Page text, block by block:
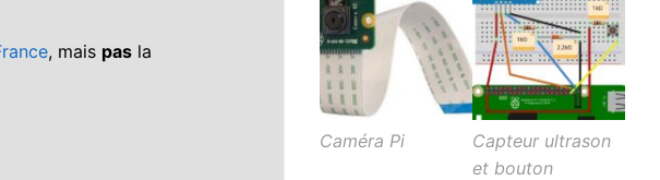
, mais pas la
Caméra Pi
Capteur ultrason
et bouton